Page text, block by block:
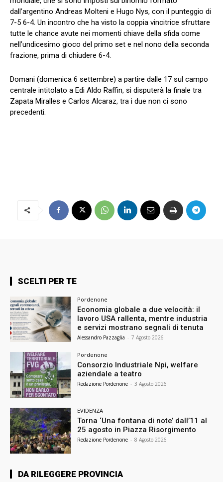
dall’argentino Andreas Molteni e Hugo Nys, con il punteggio di
7-5 6-4. Un incontro che ha visto la coppia vincitrice sfruttare
tutte le chance avute nei momenti chiave della sfida come
nell’undicesimo gioco del primo set e nel nono della seconda
frazione, prima di chiudere 6-4.
Domani (domenica 6 settembre) a partire dalle 17 sul campo
centrale intitolato a Edi Aldo Raffin, si disputerà la finale tra
Zapata Miralles e Carlos Alcaraz, tra i due non ci sono
precedenti.
SCELTI PER TE
Pordenone
Economia globale a due velocità: il
lavoro USA rallenta, mentre industria
e servizi mostrano segnali di tenuta
Alessandro Pazzaglia - 7 Agosto 2026
Pordenone
Consorzio Industriale Npi, welfare
aziendale a teatro
Redazione Pordenone - 3 Agosto 2026
EVIDENZA
Torna ‘Una fontana di note’ dall’11 al
25 agosto in Piazza Risorgimento
Redazione Pordenone - 8 Agosto 2026
DA RILEGGERE PROVINCIA